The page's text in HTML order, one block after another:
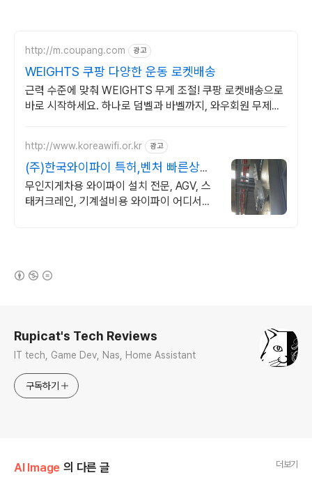
http://m.coupang.com 광고
WEIGHTS 쿠팡 다양한 운동 로켓배송
근력 수준에 맞춰 WEIGHTS 무게 조절! 쿠팡 로켓배송으로
바로 시작하세요. 하나로 덤벨과 바벨까지, 와우회원 무제한
http://www.koreawifi.or.kr 광고
(주)한국와이파이 특허,벤처 빠른상담
가능
무인지게차용 와이파이 설치 전문, AGV, 스
태커크레인, 기계설비용 와이파이 어디서나
Rupicat's Tech Reviews
IT tech, Game Dev, Nas, Home Assistant
구독하기
AI Image 의 다른 글 더보기